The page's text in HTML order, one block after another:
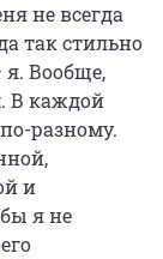
не всегда
так стильно
я. Вообще,
В каждой
разному.
и
я не